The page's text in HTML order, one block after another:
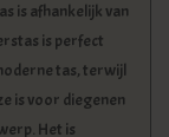
is afhankelijk van
is perfect
tas, terwijl
is voor diegenen
Het is